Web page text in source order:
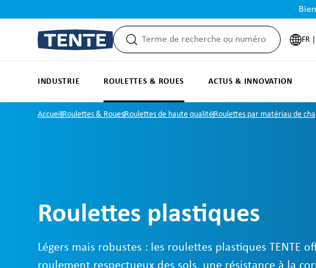
FR
INDUSTRIE ROULETTES & ROUES ACTUS & INNOVATION
AccueilRoulettes & RouesRoulettes de haute qualitéRoulettes par matériau de
Roulettes plastiques
Légers mais robustes : les roulettes plastiques TENTE
roulement respectueux des sols, une résistance à la